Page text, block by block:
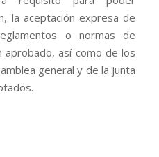
la aceptación expresa de
o normas de
así como de los
general y de la junta